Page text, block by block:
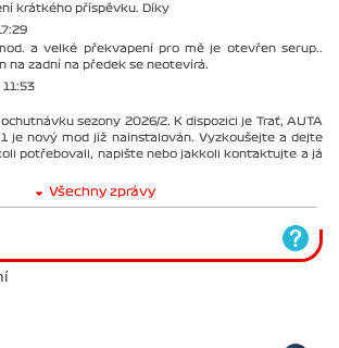
krátkého příspěvku. Díky
a velké překvapení pro mě je otevřen serup..
na zadní na předek se neotevírá.
11:53
sezony 2026/2. K dispozici je Trať, AUTA
je nový mod již nainstalován. Vyzkoušejte a dejte
potřebovali, napište nebo jakkoli kontaktujte a já
Všechny zprávy